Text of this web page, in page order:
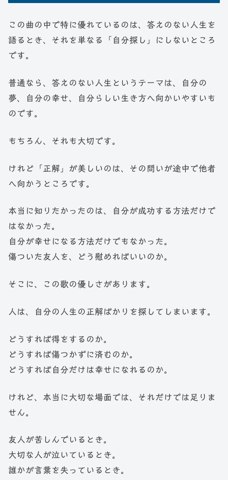
この曲の中で特に優れているのは、答えのない人生を
語るとき、それを単なる「自分探し」にしないところ
です。
普通なら、答えのない人生というテーマは、自分の
夢、自分の幸せ、自分らしい生き方へ向かいやすいも
のです。
もちろん、それも大切です。
けれど「正解」が美しいのは、その問いが途中で他者
へ向かうところです。
本当に知りたかったのは、自分が成功する方法だけで
はなかった。
自分が幸せになる方法だけでもなかった。
傷ついた友人を、どう慰めればいいのか。
そこに、この歌の優しさがあります。
人は、自分の人生の正解ばかりを探してしまいます。
どうすれば得をするのか。
どうすれば傷つかずに済むのか。
どうすれば自分だけは幸せになれるのか。
けれど、本当に大切な場面では、それだけでは足りま
せん。
友人が苦しんでいるとき。
大切な人が泣いているとき。
誰かが言葉を失っているとき。